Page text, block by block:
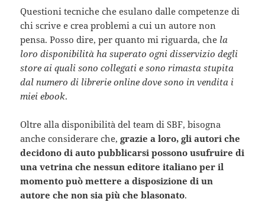
Questioni tecniche che esulano dalle competenze di
chi scrive e crea problemi a cui un autore non
pensa. Posso dire, per quanto mi riguarda, che la
loro disponibilità ha superato ogni disservizio degli
store ai quali sono collegati e sono rimasta stupita
dal numero di librerie online dove sono in vendita i
miei ebook.
Oltre alla disponibilità del team di SBF, bisogna
anche considerare che,grazie a loro, gli autori che
decidono di auto pubblicarsi possono usufruire di
una vetrina che nessun editore italiano per il
momento può mettere a disposizione di un
autore che non sia più che blasonato.